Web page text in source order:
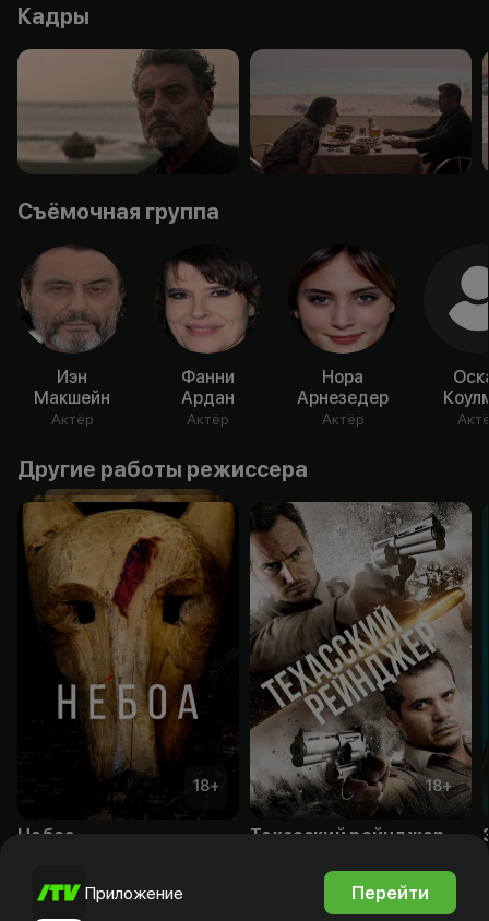
Кадры
Съёмочная группа
Иэн
Макшейн
Актёр
Фанни
Ардан
Актёр
Нора
Арнезедер
Актёр
Другие работы режиссера
18+
Небоа
18+
Техасский рейнджер
Приложение Перейти